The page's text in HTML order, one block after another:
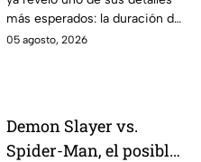
los fans de los libros
más esperados: la duración de
la primera temporada basada
05 agosto, 2026
Demon Slayer vs.
Spider-Man, el posible